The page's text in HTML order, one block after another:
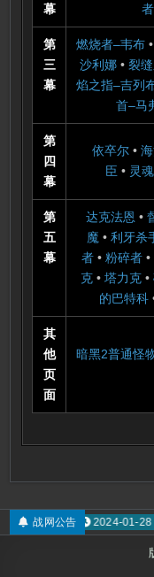
幕
者
第
三
幕
燃烧者–韦布•
沙利娜• 裂
焰之指–吉列
首–马
第
四
幕
依卒尔 •
臣 • 灵
第
五
幕
达克法恩 •
魔 •利牙杀
者• 粉碎者•
克 •塔力克 •
的巴特科
其
他
页
面
暗黑2普通怪
战网公告
奖励 2024-01-28